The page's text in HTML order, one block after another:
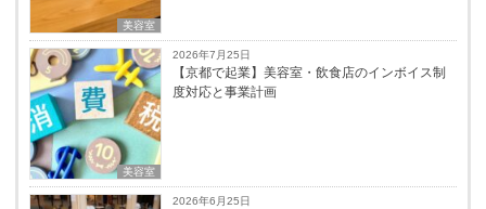
美容室
美容室
2026年7月25日
【京都で起業】美容室・飲食店のインボイス制
度対応と事業計画
2026年6月25日